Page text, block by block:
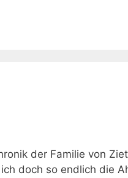
der Familie von
doch so endlich die